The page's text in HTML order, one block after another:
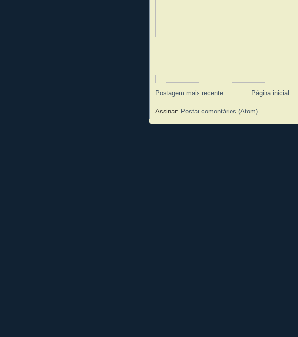
Postagem mais recente Página inicial
Assinar: Postar comentários (Atom)